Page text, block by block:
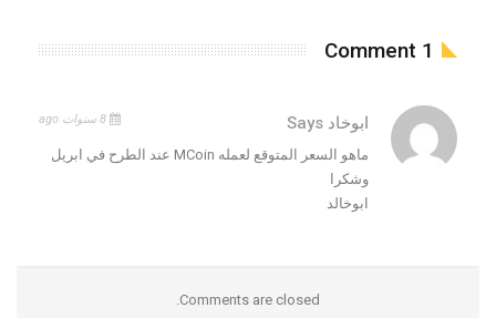
1 Comment
ابوخاد Says
ماهو السعر المتوقع لعمله MCoin عند الطرح في ابريل
وشكرا
ابوخالد
Comments are closed.